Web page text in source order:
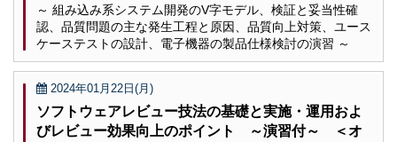
～ 組み込み系システム開発のV字モデル、検証と妥当性確
認、品質問題の主な発生工程と原因、品質向上対策、ユース
ケーステストの設計、電子機器の製品仕様検討の演習 ～
2024年01月22日(月)
ソフトウェアレビュー技法の基礎と実施・運用およ
びレビュー効果向上のポイント ～演習付～ ＜オ